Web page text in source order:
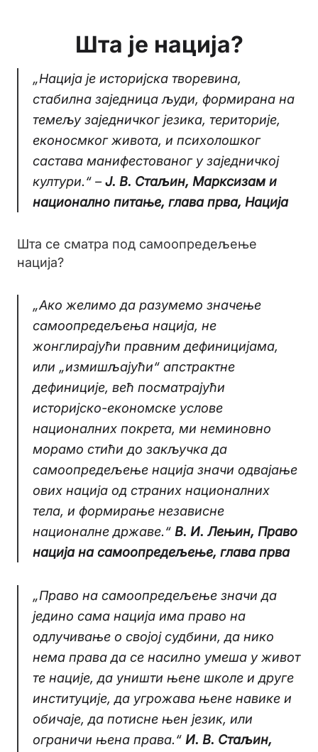
Шта је нација?
„Нација је историјска творевина,
стабилна заједница људи, формирана на
темељу заједничког језика, територије,
еконосмког живота, и психолошког
састава манифестованог у заједничкој
култури.“ –Ј. В. Стаљин, Марксизам и
национално питање, глава прва, Нација
Шта се сматра под самоопредељење
нација?
„Ако желимо да разумемо значење
самоопредељења нација, не
жонглирајући правним дефиницијама,
или „измишљајући“ апстрактне
дефиниције, већ посматрајући
историјско-економске услове
националних покрета, ми неминовно
морамо стићи до закључка да
самоопредељење нација значи одвајање
ових нација од страних националних
тела, и формирање независне
националне државе.“ В. И. Лењин, Право
нација на самоопредељење, глава прва
„Право на самоопредељење значи да
једино сама нација има право на
одлучивање о својој судбини, да нико
нема права да се насилно умеша у живот
те нације, да уништи њене школе и друге
институције, да угрожава њене навике и
обичаје, да потисне њен језик, или
ограничи њена права.“ И. В. Стаљин,